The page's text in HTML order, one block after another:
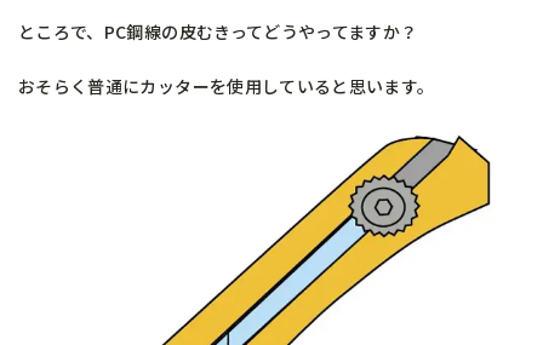
ところで、PC鋼線の皮むきってどうやってますか？
おそらく普通にカッターを使用していると思います。